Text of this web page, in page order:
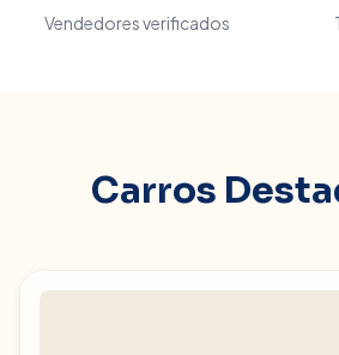
Vendedores verificados
Carros